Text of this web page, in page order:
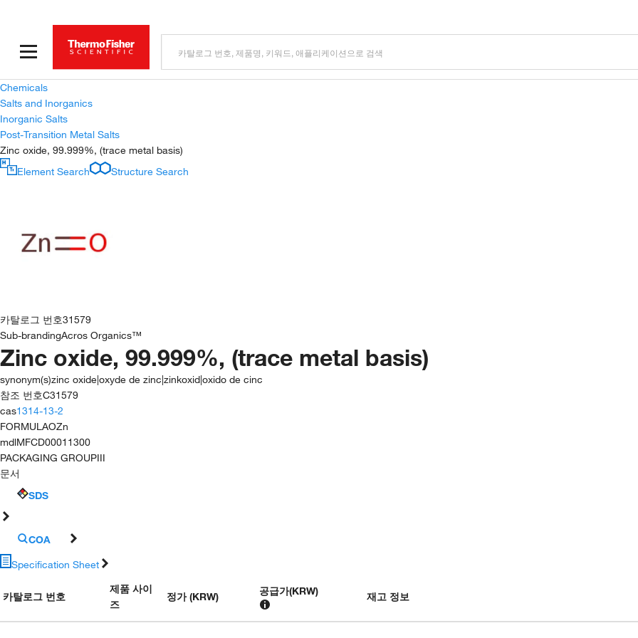
Chemicals
Salts and Inorganics
Inorganic Salts
Post-Transition Metal Salts
Zinc oxide, 99.999%, (trace metal basis)
Element Search
Structure Search
카탈로그 번호31579
Sub-brandingAcros Organics™
Zinc oxide, 99.999%, (trace metal basis)
synonym(s)zinc oxide|oxyde de zinc|zinkoxid|oxido de cinc
참조 번호C31579
cas1314-13-2
FORMULAOZn
mdlMFCD00011300
PACKAGING GROUPIII
문서
SDS
COA
Specification Sheet
카탈로그 번호
제품 사이
즈
정가 (KRW) 공급가(KRW) 재고 정보